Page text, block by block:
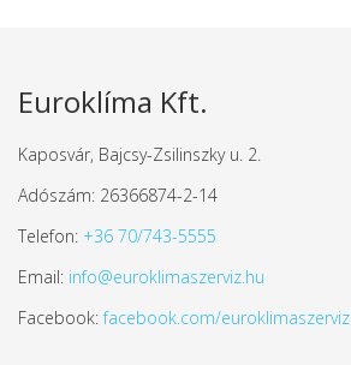
Euroklíma Kft.
Kaposvár, Bajcsy-Zsilinszky u. 2.
Adószám: 26366874-2-14
Telefon: +36 70/743-5555
Email: info@euroklimaszerviz.hu
Facebook:facebook.com/euroklimaszerviz